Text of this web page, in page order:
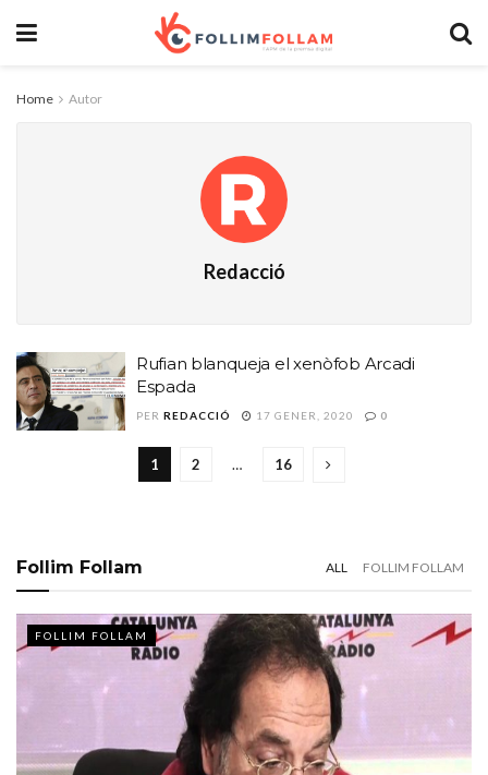
Home Autor
Redacció
Rufian blanqueja el xenòfob Arcadi
Espada
PER REDACCIÓ 17 GENER, 2020 0
1 2 … 16
Follim Follam ALL FOLLIM FOLLAM
FOLLIM FOLLAM